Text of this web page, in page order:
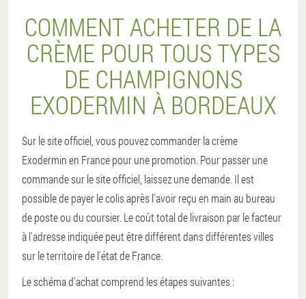
COMMENT ACHETER DE LA
CRÈME POUR TOUS TYPES
DE CHAMPIGNONS
EXODERMIN À BORDEAUX
Sur le site officiel, vous pouvez commander la crème
Exodermin en France pour une promotion. Pour passer une
commande sur le site officiel, laissez une demande. Il est
possible de payer le colis après l'avoir reçu en main au bureau
de poste ou du coursier. Le coût total de livraison par le facteur
à l'adresse indiquée peut être différent dans différentes villes
sur le territoire de l'état de France.
Le schéma d'achat comprend les étapes suivantes :